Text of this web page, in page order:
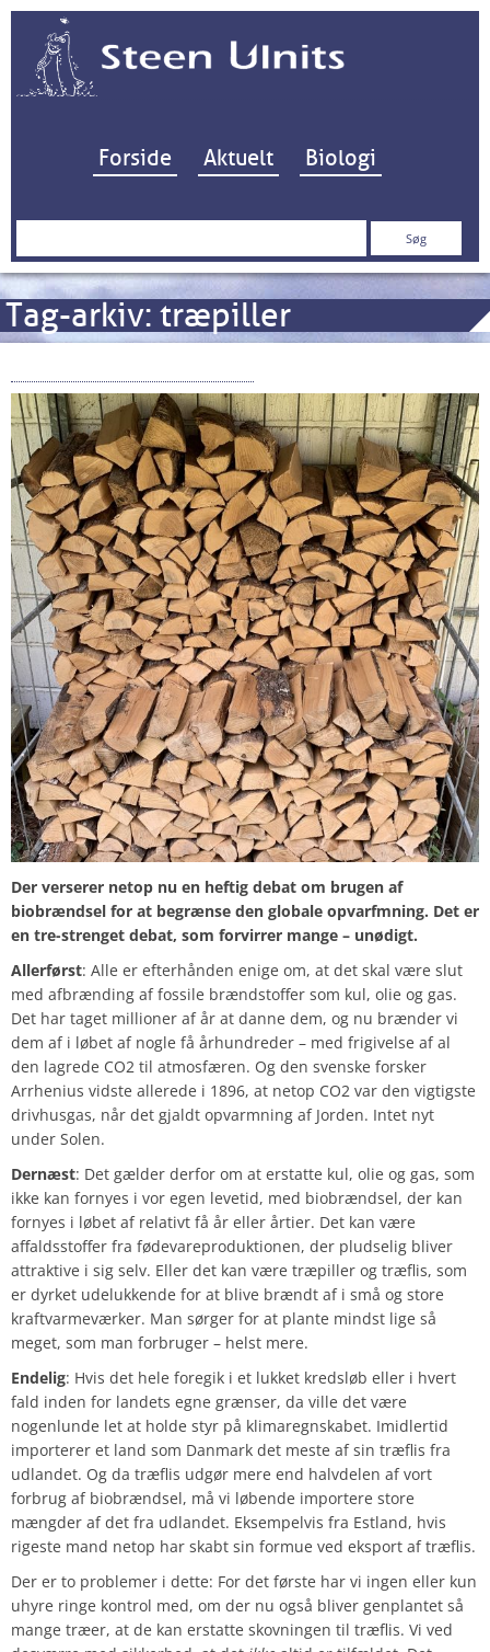
Hop til indhold
Forside Aktuelt Biologi
Søg
Tag-arkiv: træpiller
Der verserer netop nu en heftig debat om brugen af
biobrændsel for at begrænse den globale opvarfmning. Det er
en tre-strenget debat, som forvirrer mange – unødigt.
Allerførst: Alle er efterhånden enige om, at det skal være slut
med afbrænding af fossile brændstoffer som kul, olie og gas.
Det har taget millioner af år at danne dem, og nu brænder vi
dem af i løbet af nogle få århundreder – med frigivelse af al
den lagrede CO2 til atmosfæren. Og den svenske forsker
Arrhenius vidste allerede i 1896, at netop CO2 var den vigtigste
drivhusgas, når det gjaldt opvarmning af Jorden. Intet nyt
under Solen.
Dernæst: Det gælder derfor om at erstatte kul, olie og gas, som
ikke kan fornyes i vor egen levetid, med biobrændsel, der kan
fornyes i løbet af relativt få år eller årtier. Det kan være
affaldsstoffer fra fødevareproduktionen, der pludselig bliver
attraktive i sig selv. Eller det kan være træpiller og træflis, som
er dyrket udelukkende for at blive brændt af i små og store
kraftvarmeværker. Man sørger for at plante mindst lige så
meget, som man forbruger – helst mere.
Endelig: Hvis det hele foregik i et lukket kredsløb eller i hvert
fald inden for landets egne grænser, da ville det være
nogenlunde let at holde styr på klimaregnskabet. Imidlertid
importerer et land som Danmark det meste af sin træflis fra
udlandet. Og da træflis udgør mere end halvdelen af vort
forbrug af biobrændsel, må vi løbende importere store
mængder af det fra udlandet. Eksempelvis fra Estland, hvis
rigeste mand netop har skabt sin formue ved eksport af træflis.
Der er to problemer i dette: For det første har vi ingen eller kun
uhyre ringe kontrol med, om der nu også bliver genplantet så
mange træer, at de kan erstatte skovningen til træflis. Vi ved